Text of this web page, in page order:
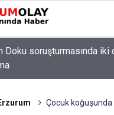
Doku soruşturmasında iki
Çocuk